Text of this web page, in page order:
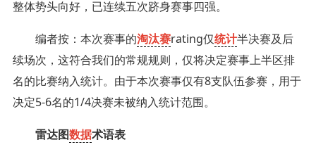
整体势头向好，已连续五次跻身赛事四强。
编者按：本次赛事的淘汰赛rating仅统计半决赛及后
续场次，这符合我们的常规规则，仅将决定赛事上半区排
名的比赛纳入统计。由于本次赛事仅有8支队伍参赛，用于
决定5-6名的1/4决赛未被纳入统计范围。
雷达图数据术语表